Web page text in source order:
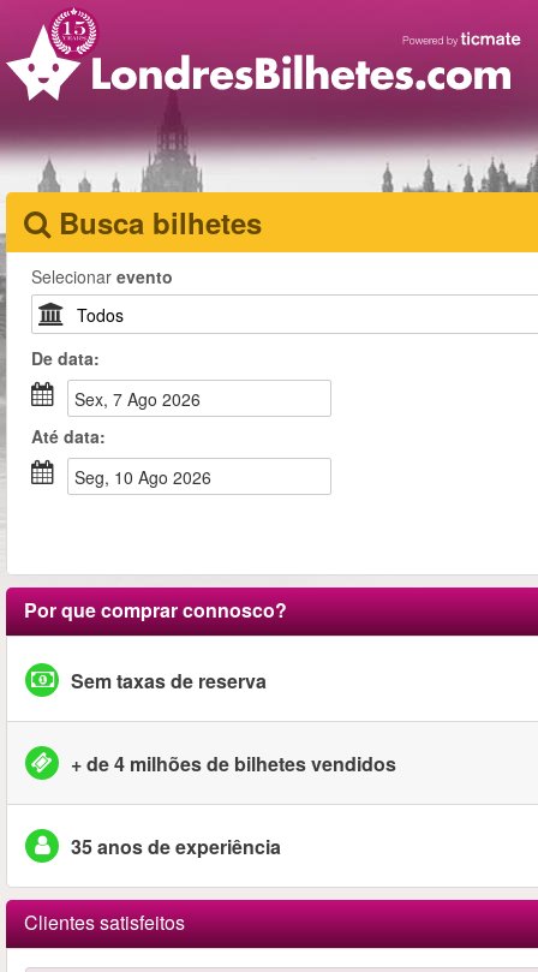
Busca bilhetes
Selecionar evento
De data:
Sex, 7 Ago 2026
Até data:
Seg, 10 Ago 2026
Por que comprar connosco?
Sem taxas de reserva
+ de 4 milhões de bilhetes vendidos
35 anos de experiência
Clientes satisfeitos